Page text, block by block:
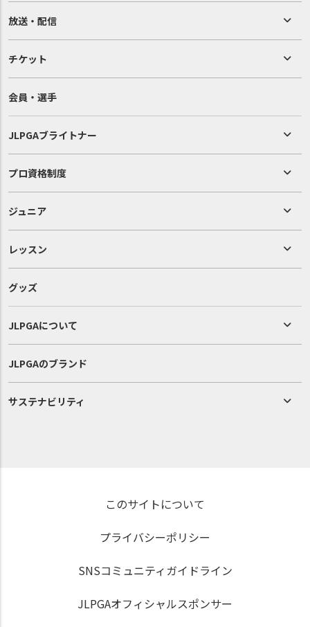
放送・配信
チケット
会員・選手
JLPGAブライトナー
プロ資格制度
ジュニア
レッスン
グッズ
JLPGAについて
JLPGAのブランド
サステナビリティ
このサイトについて
プライバシーポリシー
SNSコミュニティガイドライン
JLPGAオフィシャルスポンサー